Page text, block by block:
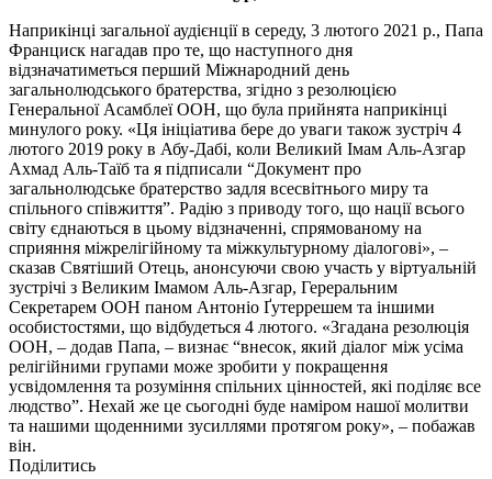
Наприкінці загальної аудієнції в середу, 3 лютого 2021 р., Папа
Франциск нагадав про те, що наступного дня
відзначатиметься перший Міжнародний день
загальнолюдського братерства, згідно з резолюцією
Генеральної Асамблеї ООН, що була прийнята наприкінці
минулого року. «Ця ініціатива бере до уваги також зустріч 4
лютого 2019 року в Абу-Дабі, коли Великий Імам Аль-Азгар
Ахмад Аль-Таїб та я підписали “Документ про
загальнолюдське братерство задля всесвітнього миру та
спільного співжиття”. Радію з приводу того, що нації всього
світу єднаються в цьому відзначенні, спрямованому на
сприяння міжрелігійному та міжкультурному діалогові», –
сказав Святіший Отець, анонсуючи свою участь у віртуальній
зустрічі з Великим Імамом Аль-Азгар, Гереральним
Секретарем ООН паном Антоніо Ґутеррешем та іншими
особистостями, що відбудеться 4 лютого. «Згадана резолюція
ООН, – додав Папа, – визнає “внесок, який діалог між усіма
релігійними групами може зробити у покращення
усвідомлення та розуміння спільних цінностей, які поділяє все
людство”. Нехай же це сьогодні буде наміром нашої молитви
та нашими щоденними зусиллями протягом року», – побажав
він.
Поділитись